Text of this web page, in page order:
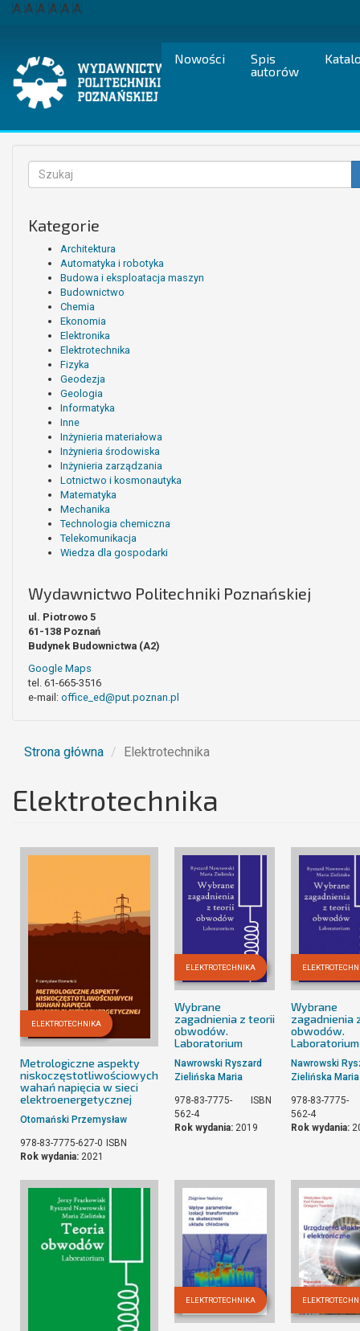
Przejdź
A A A A A A
Nowości
Spis
autorów
Formularz
wyszukiwania
Kategorie
Architektura
Automatyka i robotyka
Budowa i eksploatacja maszyn
Budownictwo
Chemia
Ekonomia
Elektronika
Elektrotechnika
Fizyka
Geodezja
Geologia
Informatyka
Inne
Inżynieria materiałowa
Inżynieria środowiska
Inżynieria zarządzania
Lotnictwo i kosmonautyka
Matematyka
Mechanika
Technologia chemiczna
Telekomunikacja
Wiedza dla gospodarki
Wydawnictwo Politechniki Poznańskiej
ul. Piotrowo 5
61-138 Poznań
Budynek Budownictwa (A2)
Google Maps
tel. 61-665-3516
e-mail: office_ed@put.poznan.pl
Strona główna Elektrotechnika
Elektrotechnika
ELEKTROTECHNIKA
Metrologiczne aspekty
niskoczęstotliwościowych
wahań napięcia w sieci
elektroenergetycznej
Otomański Przemysław
978-83-7775-627-0 ISBN
Rok wydania: 2021
ELEKTROTECHNIKA
Wybrane
zagadnienia z teorii
obwodów.
Laboratorium
Nawrowski Ryszard
Zielińska Maria
978-83-7775-
562-4
ISBN
Rok wydania: 2019
Wybrane
zagadnienia
obwodów.
Laboratorium
Nawrowski
Zielińska Maria
978-83-7775-
562-4
Rok wydania:
ELEKTROTECHNIKA